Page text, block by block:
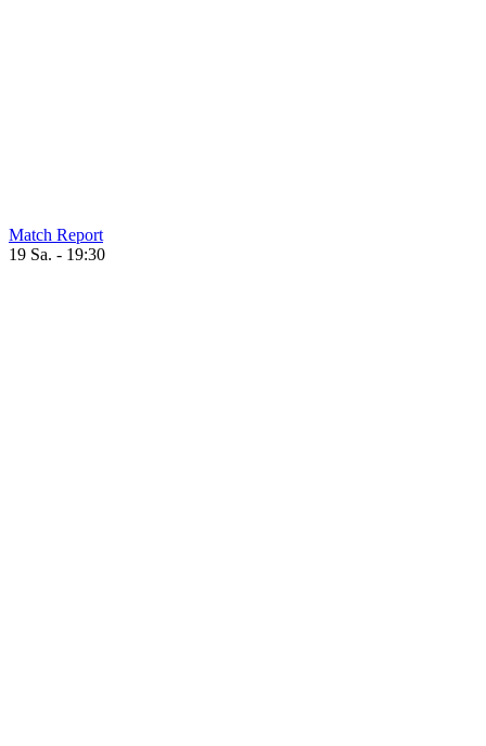
Match Report
19 Sa. - 19:30